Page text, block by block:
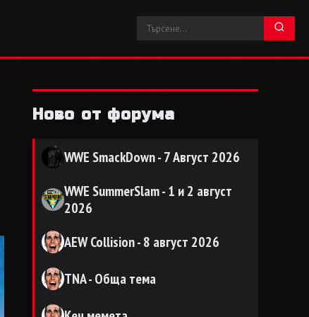
Ново от форума
WWE SmackDown - 7 Август 2026
WWE SummerSlam - 1 и 2 август
2026
AEW Collision - 8 август 2026
TNA - Обща тема